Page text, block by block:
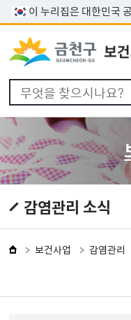
이 누리집은 대한민국
감염관리 소식
보건사업 감염관리